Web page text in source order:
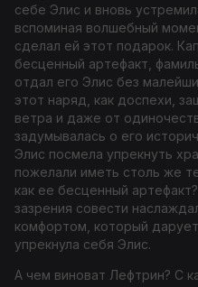
себе Элис и вновь
вспоминая волшебный
сделал ей этот подарок.
бесценный артефакт,
отдал его Элис без
этот наряд, как доспехи,
ветра и даже от
задумывалась о его
Элис посмела упрекнуть
пожелали иметь столь же
как ее бесценный
зазрения совести
комфортом, который
упрекнула себя Элис.
А чем виноват Лефтрин? С